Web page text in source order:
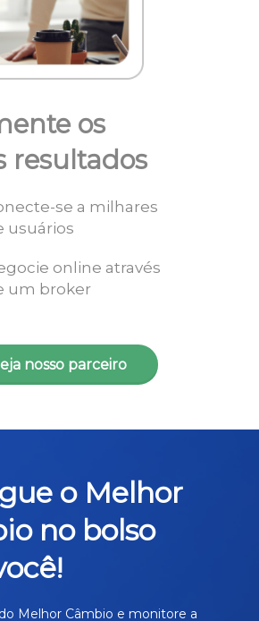
os
resultados
se a milhares
usuários
online através
um broker
nosso parceiro
o Melhor
no bolso
Melhor Câmbio e monitore a